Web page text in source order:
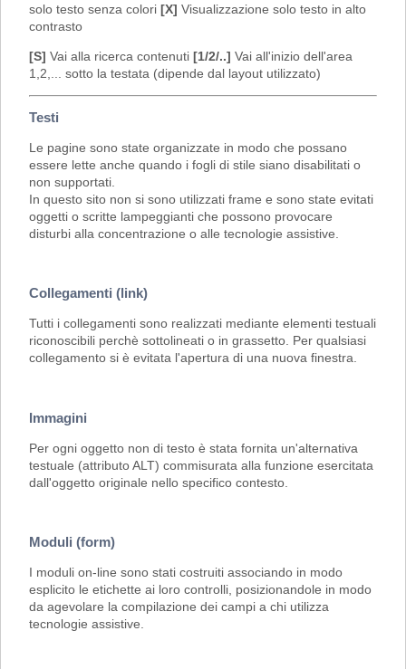
solo testo senza colori [X] Visualizzazione solo testo in alto
contrasto
[S] Vai alla ricerca contenuti [1/2/..] Vai all'inizio dell'area
1,2,... sotto la testata (dipende dal layout utilizzato)
Testi
Le pagine sono state organizzate in modo che possano
essere lette anche quando i fogli di stile siano disabilitati o
non supportati.
In questo sito non si sono utilizzati frame e sono state evitati
oggetti o scritte lampeggianti che possono provocare
disturbi alla concentrazione o alle tecnologie assistive.
Collegamenti (link)
Tutti i collegamenti sono realizzati mediante elementi testuali
riconoscibili perchè sottolineati o in grassetto. Per qualsiasi
collegamento si è evitata l'apertura di una nuova finestra.
Immagini
Per ogni oggetto non di testo è stata fornita un'alternativa
testuale (attributo ALT) commisurata alla funzione esercitata
dall'oggetto originale nello specifico contesto.
Moduli (form)
I moduli on-line sono stati costruiti associando in modo
esplicito le etichette ai loro controlli, posizionandole in modo
da agevolare la compilazione dei campi a chi utilizza
tecnologie assistive.